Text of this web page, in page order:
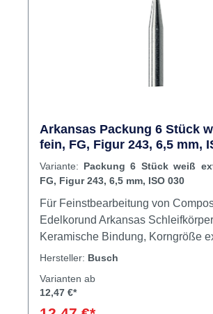
Arkansas Packung 6 Stück
fein, FG, Figur 243, 6,5 mm,
Variante: Packung 6 Stück weiß
FG, Figur 243, 6,5 mm, ISO 030
Für Feinstbearbeitung von
Edelkorund Arkansas
Keramische Bindung, Korngröße
Hersteller: Busch
Varianten ab
12,47 €*